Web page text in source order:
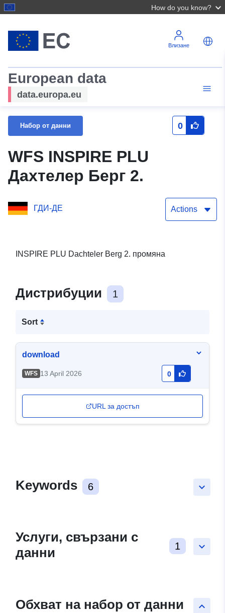
How do you know?
Влизане
European data
data.europa.eu
Набор от данни 0
WFS INSPIRE PLU
Дахтелер Берг 2.
ГДИ-ДЕ Actions
INSPIRE PLU Dachteler Berg 2. промяна
Дистрибуции 1
Sort
download
WFS 13 April 2026 0
URL за достъп
keyboard_arrow_down
Keywords 6
keyboard_arrow_down
Услуги, свързани с
данни
1
keyboard_arrow_up
Обхват на набор от данни